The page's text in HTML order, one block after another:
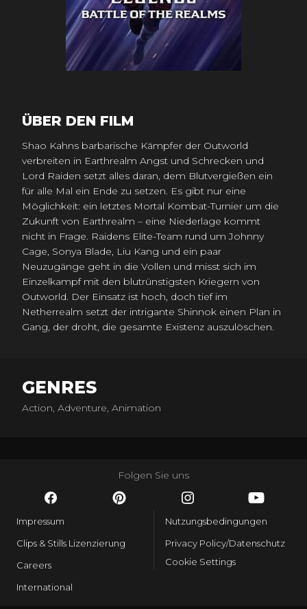
ÜBER DEN FILM
Shao Kahns barbarische Kämpfer der Outworld
verbreiten in Earthrealm Angst und Schrecken und
Lord Raiden setzt alles daran, dem Blutvergießen ein
für alle Mal ein Ende zu setzen. Es gibt nur eine
Möglichkeit: ein letztes Mortal Kombat-Turnier um die
Zukunft von Earthrealm – eine Niederlage kommt
nicht in Frage. Raidens Elite-Team rund um Johnny
Cage, Sonya Blade, Liu Kang und ein paar
Neuzugänge geht in die Vollen und misst sich im
Einzelkampf mit den blutrünstigsten Kriegern von
Outworld. Der Einsatz ist hoch, doch tief im
Netherrealm setzt der intrigante Shinnok einen Plan in
Gang, der droht, die gesamte Existenz auszulöschen.
GENRES
Action, Adventure, Animation
Folgen Sie uns
Impressum
Clips & Stills Lizenzierung
Careers
International
Nutzungsbedingungen
Privacy Policy/Datenschutz
Cookie Settings